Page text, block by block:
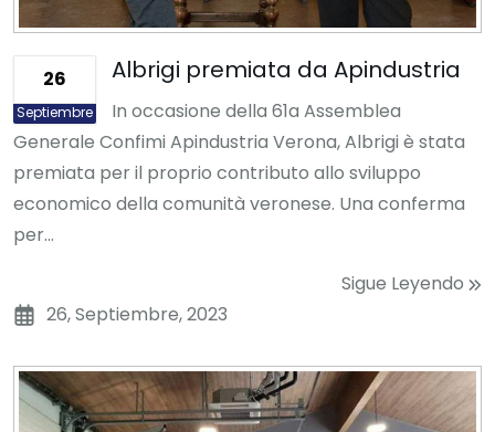
26
Septiembre
Albrigi premiata da Apindustria
In occasione della 61a Assemblea
Generale Confimi Apindustria Verona, Albrigi è stata
premiata per il proprio contributo allo sviluppo
economico della comunità veronese. Una conferma
per...
Sigue Leyendo
26, Septiembre, 2023